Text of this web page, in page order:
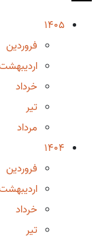
1405
فروردین
خرداد
تیر
مرداد
1404
فروردین
خرداد
تیر